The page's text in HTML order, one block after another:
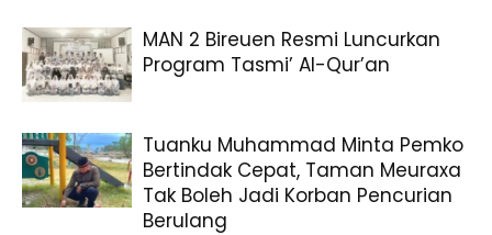
MAN 2 Bireuen Resmi Luncurkan
Program Tasmi’ Al-Qur’an
Tuanku Muhammad Minta Pemko
Bertindak Cepat, Taman Meuraxa
Tak Boleh Jadi Korban Pencurian
Berulang